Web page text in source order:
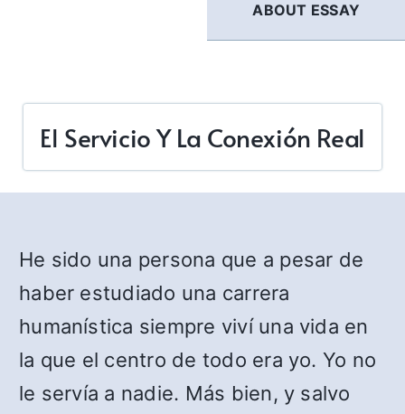
ABOUT ESSAY
El Servicio Y La Conexión Real
He sido una persona que a pesar de
haber estudiado una carrera
humanística siempre viví una vida en
la que el centro de todo era yo. Yo no
le servía a nadie. Más bien, y salvo